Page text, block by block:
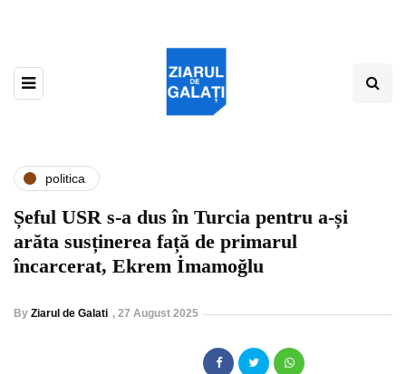
politica
Șeful USR s-a dus în Turcia pentru a-și
arăta susținerea față de primarul
încarcerat, Ekrem İmamoğlu
By Ziarul de Galati , 27 August 2025